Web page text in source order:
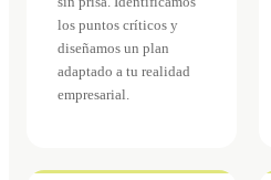
los puntos críticos y
diseñamos un plan
adaptado a tu realidad
empresarial.